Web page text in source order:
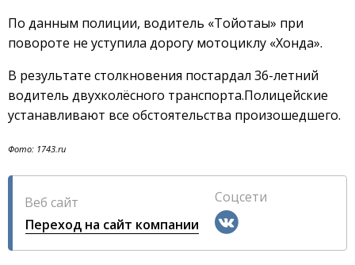
По данным полиции, водитель «Тойотаы» при
повороте не уступила дорогу мотоциклу «Хонда».
В результате столкновения постардал 36-летний
водитель двухколёсного транспорта.Полицейские
устанавливают все обстоятельства произошедшего.
Фото: 1743.ru
Веб сайт
Переход на сайт компании
Соцсети